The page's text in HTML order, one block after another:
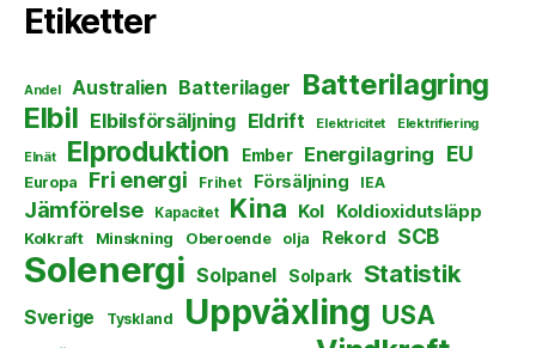
Etiketter
Andel Australien Batterilager Batterilagring
Elbil Elbilsförsäljning Eldrift Elektricitet Elektrifiering
Elnät Elproduktion Ember Energilagring EU
Europa Fri energi Frihet Försäljning IEA
Jämförelse Kapacitet Kina Kol Koldioxidutsläpp
Kolkraft Minskning Oberoende olja Rekord SCB
Solenergi Solpanel Solpark Statistik
Sverige Tyskland Uppväxling USA